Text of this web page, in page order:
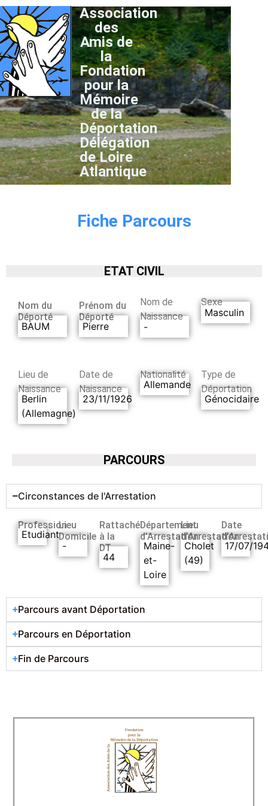
Association
des
Amis de
la
Fondation
pour la
Mémoire
de la
Déportation
Délégation
de Loire
Atlantique
Fiche Parcours
ETAT CIVIL
Nom du
Déporté
BAUM
Prénom du
Déporté
Pierre
Nom de
Naissance
-
Sexe
Masculin
Lieu de
Naissance
Berlin
(Allemagne)
Date de
Naissance
23/11/1926
Nationalité
Allemande
Type de
Déportation
Génocidaire
PARCOURS
Circonstances de l'Arrestation
Profession
Etudiant
Lieu
Domicile
-
Rattaché
à la
DT
44
Département
d’Arrestation
Maine-
et-
Loire
Lieu
d’Arrestation
Cholet
(49)
Date
17/07/
Parcours avant Déportation
Parcours en Déportation
Fin de Parcours